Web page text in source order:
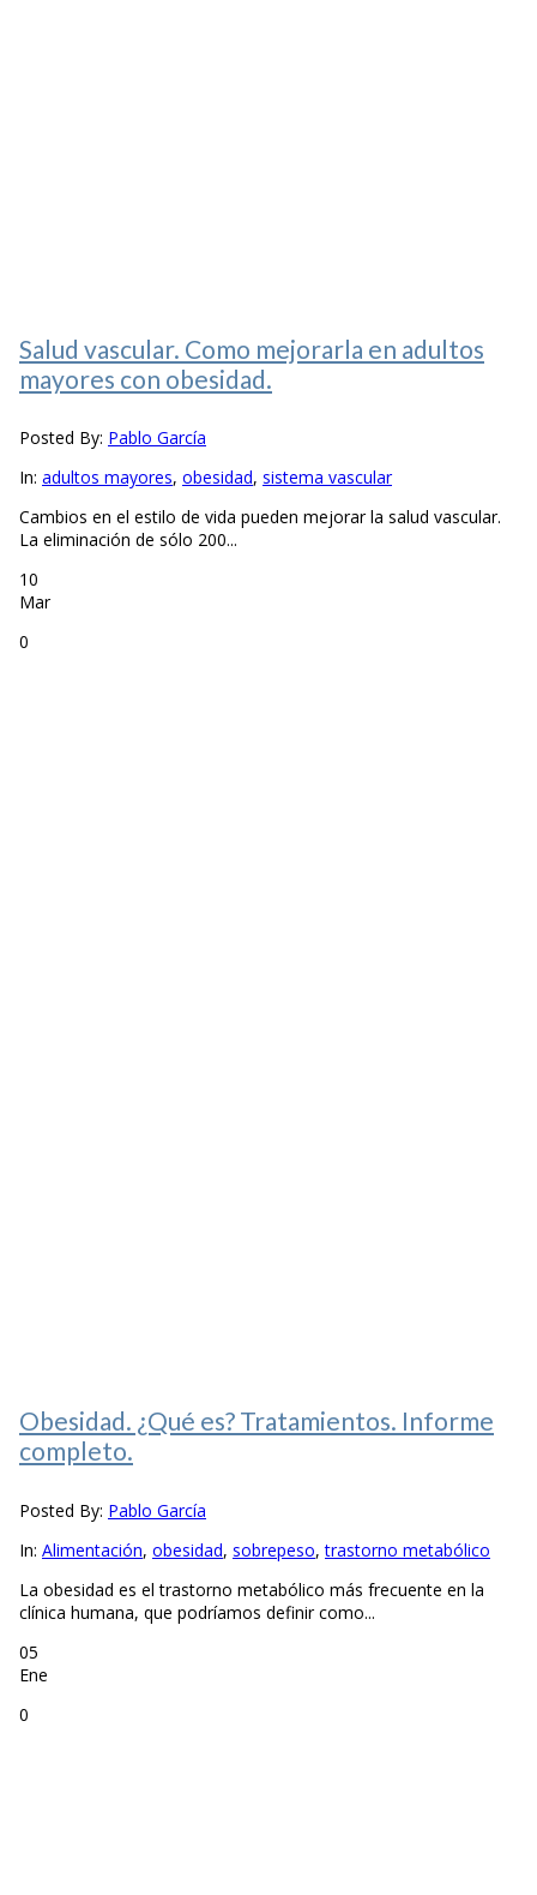
Salud vascular. Como mejorarla en adultos
mayores con obesidad.
Posted By: Pablo García
In: adultos mayores, obesidad, sistema vascular
Cambios en el estilo de vida pueden mejorar la salud vascular.
La eliminación de sólo 200...
10
Mar
0
Obesidad. ¿Qué es? Tratamientos. Informe
completo.
Posted By: Pablo García
In: Alimentación, obesidad, sobrepeso,trastorno metabólico
La obesidad es el trastorno metabólico más frecuente en la
clínica humana, que podríamos definir como...
05
Ene
0